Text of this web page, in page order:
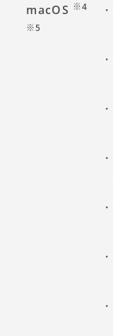
macOS ※4
※5